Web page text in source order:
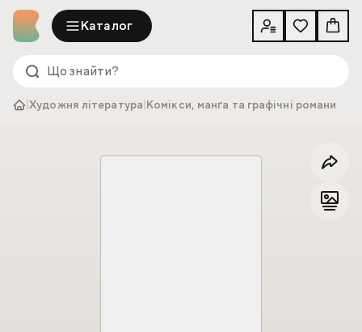
Каталог
|Художня література Комікси, манґа та графічні романи